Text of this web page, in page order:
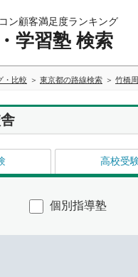
ン顧客満足度ランキング
学習塾 検索
・比較 東京都の路線検索 竹橋
高校受
個別指導塾